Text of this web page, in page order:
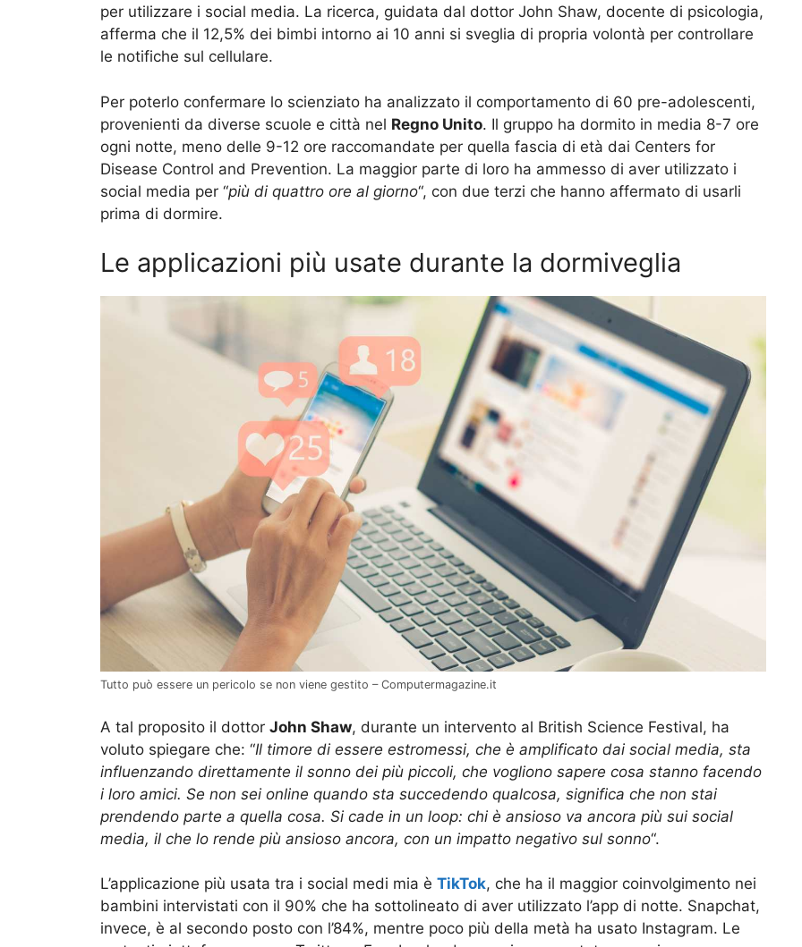
per utilizzare i social media. La ricerca, guidata dal dottor John Shaw, docente di psicologia,
afferma che il 12,5% dei bimbi intorno ai 10 anni si sveglia di propria volontà per controllare
le notifiche sul cellulare.
Per poterlo confermare lo scienziato ha analizzato il comportamento di 60 pre-adolescenti,
provenienti da diverse scuole e città nel Regno Unito. Il gruppo ha dormito in media 8-7 ore
ogni notte, meno delle 9-12 ore raccomandate per quella fascia di età dai Centers for
Disease Control and Prevention. La maggior parte di loro ha ammesso di aver utilizzato i
social media per “più di quattro ore al giorno“, con due terzi che hanno affermato di usarli
prima di dormire.
Le applicazioni più usate durante la dormiveglia
Tutto può essere un pericolo se non viene gestito – Computermagazine.it
A tal proposito il dottor John Shaw, durante un intervento al British Science Festival, ha
voluto spiegare che: “Il timore di essere estromessi, che è amplificato dai social media, sta
influenzando direttamente il sonno dei più piccoli, che vogliono sapere cosa stanno facendo
i loro amici. Se non sei online quando sta succedendo qualcosa, significa che non stai
prendendo parte a quella cosa. Si cade in un loop: chi è ansioso va ancora più sui social
media, il che lo rende più ansioso ancora, con un impatto negativo sul sonno“.
L’applicazione più usata tra i social medi mia è TikTok, che ha il maggior coinvolgimento nei
bambini intervistati con il 90% che ha sottolineato di aver utilizzato l’app di notte. Snapchat,
invece, è al secondo posto con l’84%, mentre poco più della metà ha usato Instagram. Le